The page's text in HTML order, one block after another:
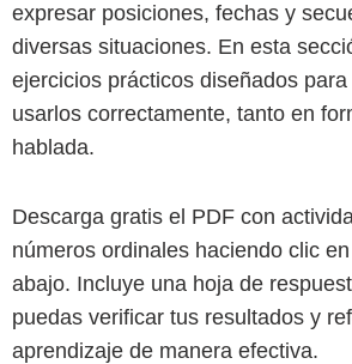
expresar posiciones, fechas y
diversas situaciones. En esta
ejercicios prácticos diseñados
usarlos correctamente, tanto en
hablada.
Descarga gratis el PDF con
números ordinales haciendo clic
abajo. Incluye una hoja de
puedas verificar tus resultados y
aprendizaje de manera efectiva.